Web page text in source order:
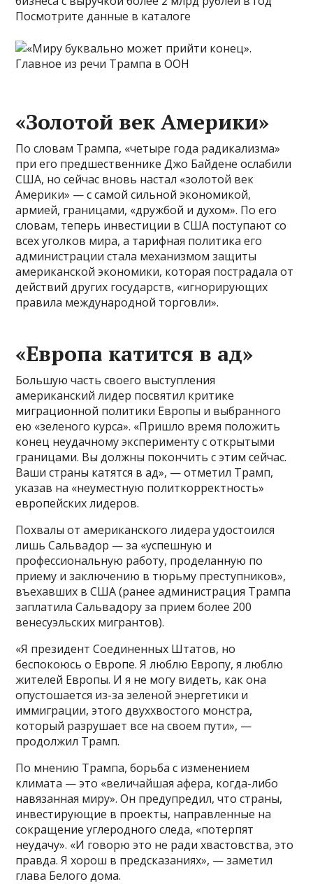
Посмотрите данные в каталоге
«Золотой век Америки»
По словам Трампа, «четыре года радикализма»
при его предшественнике Джо Байдене ослабили
США, но сейчас вновь настал «золотой век
Америки» — с самой сильной экономикой,
армией, границами, «дружбой и духом». По его
словам, теперь инвестиции в США поступают со
всех уголков мира, а тарифная политика его
администрации стала механизмом защиты
американской экономики, которая пострадала от
действий других государств, «игнорирующих
правила международной торговли».
«Европа катится в ад»
Большую часть своего выступления
американский лидер посвятил критике
миграционной политики Европы и выбранного
ею «зеленого курса». «Пришло время положить
конец неудачному эксперименту с открытыми
границами. Вы должны покончить с этим сейчас.
Ваши страны катятся в ад», — отметил Трамп,
указав на «неуместную политкорректность»
европейских лидеров.
Похвалы от американского лидера удостоился
лишь Сальвадор — за «успешную и
профессиональную работу, проделанную по
приему и заключению в тюрьму преступников»,
въехавших в США (ранее администрация Трампа
заплатила Сальвадору за прием более 200
венесуэльских мигрантов).
«Я президент Соединенных Штатов, но
беспокоюсь о Европе. Я люблю Европу, я люблю
жителей Европы. И я не могу видеть, как она
опустошается из-за зеленой энергетики и
иммиграции, этого двуххвостого монстра,
который разрушает все на своем пути», —
продолжил Трамп.
По мнению Трампа, борьба с изменением
климата — это «величайшая афера, когда-либо
навязанная миру». Он предупредил, что страны,
инвестирующие в проекты, направленные на
сокращение углеродного следа, «потерпят
неудачу». «И говорю это не ради хвастовства, это
правда. Я хорош в предсказаниях», — заметил
глава Белого дома.